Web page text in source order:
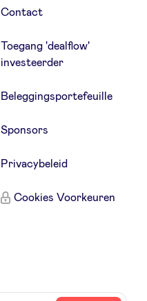
Contact
Toegang 'dealflow'
investeerder
Beleggingsportefeuille
Sponsors
Privacybeleid
Cookies Voorkeuren